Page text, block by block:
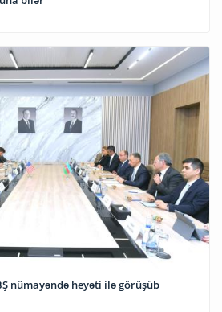
nümayəndə heyəti ilə görüşüb